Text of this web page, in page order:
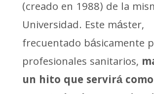
(creado en 1988) de la
Universidad. Este máster,
frecuentado básicamente
profesionales sanitarios,
un hito que servirá